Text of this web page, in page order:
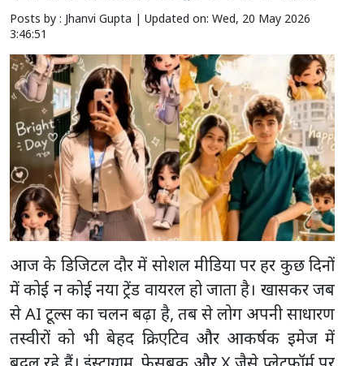
Posts by : Jhanvi Gupta | Updated on: Wed, 20 May 2026
3:46:51
आज के डिजिटल दौर में सोशल मीडिया पर हर कुछ दिनों
में कोई न कोई नया ट्रेंड वायरल हो जाता है। खासकर जब
से AI टूल्स का चलन बढ़ा है, तब से लोग अपनी साधारण
तस्वीरों को भी बेहद क्रिएटिव और आकर्षक इमेज में